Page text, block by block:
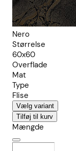
Nero
Størrelse
60x60
Overflade
Mat
Type
Flise
Vælg variant
Tilføj til kurv
Mængde